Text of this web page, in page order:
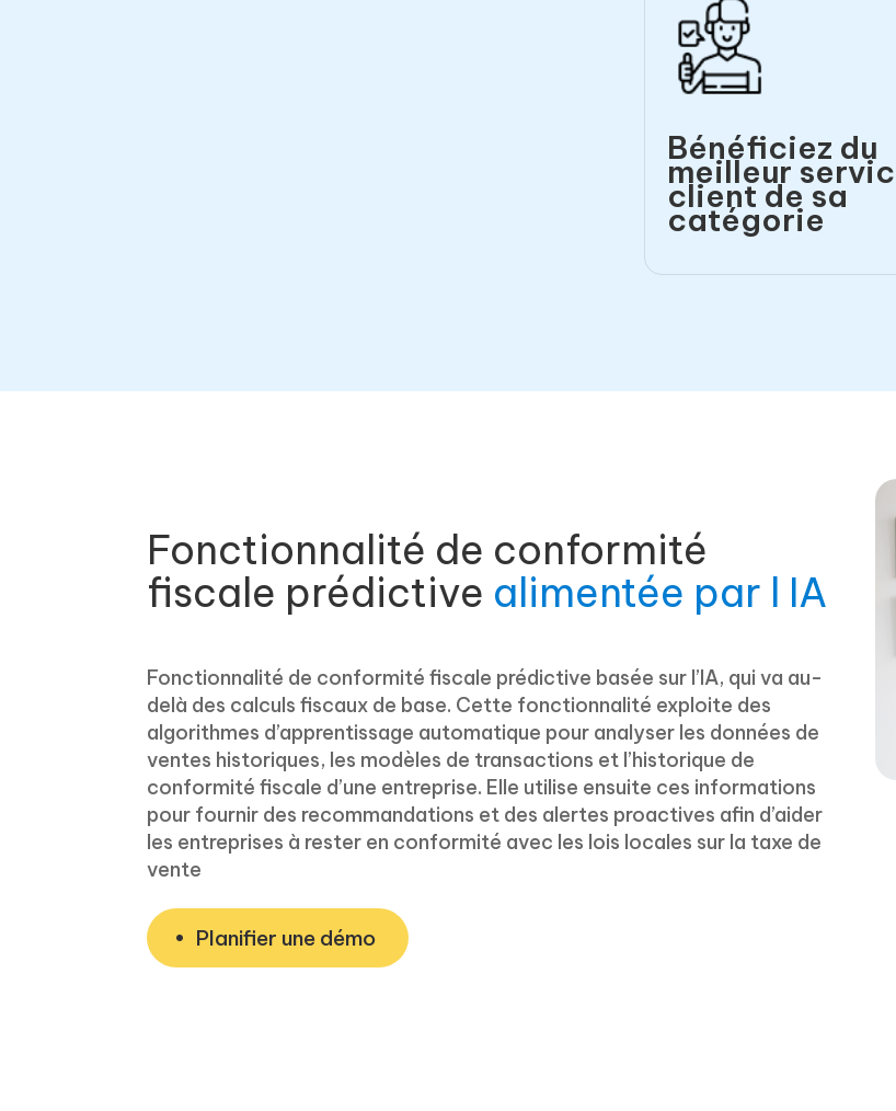
Bénéficiez du
meilleur
client de sa
catégorie
Fonctionnalité de conformité
fiscale prédictive alimentée par l IA
Fonctionnalité de conformité fiscale prédictive basée sur l’IA, qui va au-
delà des calculs fiscaux de base. Cette fonctionnalité exploite des
algorithmes d’apprentissage automatique pour analyser les données de
ventes historiques, les modèles de transactions et l’historique de
conformité fiscale d’une entreprise. Elle utilise ensuite ces informations
pour fournir des recommandations et des alertes proactives afin d’aider
les entreprises à rester en conformité avec les lois locales sur la taxe de
vente
Planifier une démo